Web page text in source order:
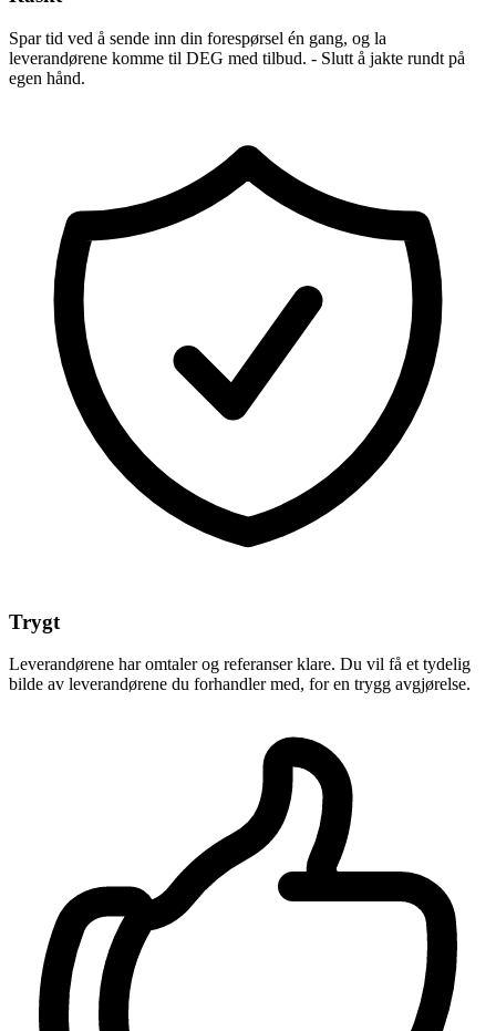
Spar tid ved å sende inn din forespørsel én gang, og la
leverandørene komme til DEG med tilbud. - Slutt å jakte rundt på
egen hånd.
Trygt
Leverandørene har omtaler og referanser klare. Du vil få et tydelig
bilde av leverandørene du forhandler med, for en trygg avgjørelse.